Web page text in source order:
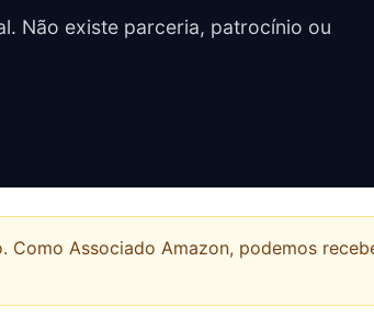
Não existe parceria, patrocínio ou
Como Associado Amazon, podemos